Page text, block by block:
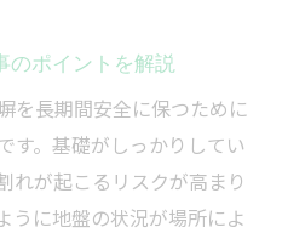
のポイントを解説
を長期間安全に保つために
す。基礎がしっかりしてい
れが起こるリスクが高まり
うに地盤の状況が場所によ